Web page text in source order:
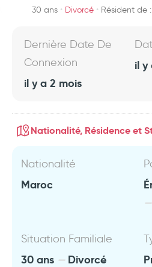
30 ans Divorcé Résident de :
Dernière Date De
Connexion
il y a 2 mois
il y
Nationalité, Résidence et
Nationalité
Maroc
Situation Familiale
30 ans
Divorcé